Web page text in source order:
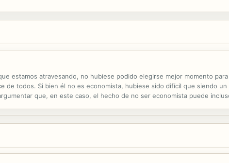
estamos atravesando, no hubiese podido elegirse mejor momento
de todos. Si bien él no es economista, hubiese sido difícil que siendo
que, en este caso, el hecho de no ser economista puede